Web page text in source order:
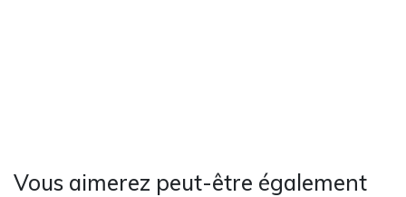
Vous aimerez peut-être également